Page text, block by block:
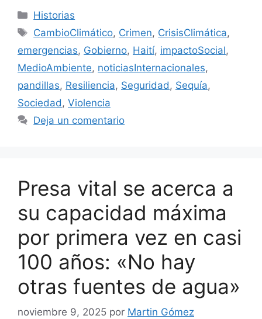
Categorías
Historias
Etiquetas
CambioClimático, Crimen, CrisisClimática,
emergencias, Gobierno, Haití, impactoSocial,
MedioAmbiente, noticiasInternacionales,
pandillas, Resiliencia, Seguridad , Sequía,
Sociedad , Violencia
Deja un comentario
Presa vital se acerca a
su capacidad máxima
por primera vez en casi
100 años: «No hay
otras fuentes de agua»
noviembre 9, 2025 por Martin Gómez